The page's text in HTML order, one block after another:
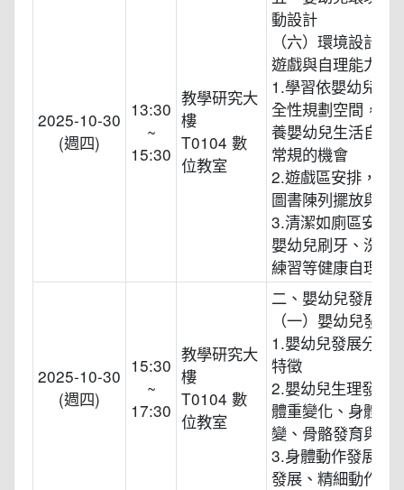
2025-10-30
(週四)
13:30
~
15:30
教學研究大
樓
T0104 數
位教室
動設計
（六）環境設計與
遊戲與自理能力
1.學習依嬰幼兒需
全性規劃空間，並
養嬰幼兒生活自理
常規的機會
2.遊戲區安排，教
圖書陳列擺放與收
3.清潔如廁區安排
嬰幼兒刷牙、洗手
練習等健康自理能
2025-10-30
(週四)
15:30
~
17:30
教學研究大
樓
T0104 數
位教室
二、嬰幼兒發展
（一）嬰幼兒發展
1.嬰幼兒發展分期
特徵
2.嬰幼兒生理發展
體重變化、身體比
變、骨骼發育與肌
3.身體動作發展：
發展、精細動作發